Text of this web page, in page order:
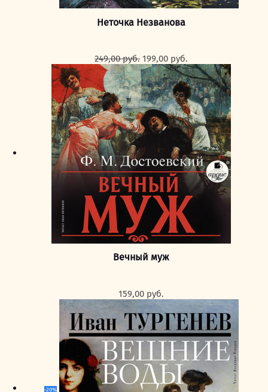
Неточка Незванова
249,00руб. Первоначальная
цена
составляла
249,00 руб..
199,00 руб.
цена:
199,00 руб..
Вечный муж
159,00 руб.
-20%